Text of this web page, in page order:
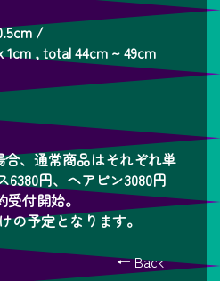
/
, total 44cm ~ 49cm
、通常商品はそれぞれ単
円、ヘアピン3080円
付開始。
の予定となります。
← Back